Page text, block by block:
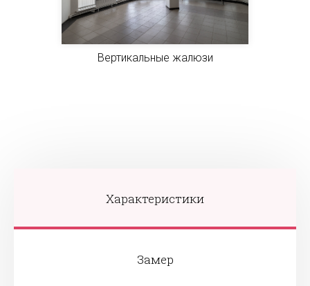
Вертикальные жалюзи
Характеристики
Замер